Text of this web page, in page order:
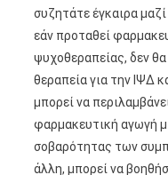
συζητάτε έγκαιρα
εάν προταθεί
ψυχοθεραπείας, δεν
θεραπεία για την ΙΨΔ
μπορεί να
φαρμακευτική αγωγή
σοβαρότητας των
άλλη, μπορεί να